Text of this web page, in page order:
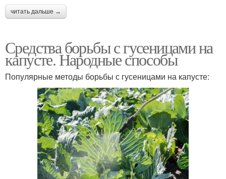
читать дальше →
Средства борьбы с гусеницами на
капусте. Народные способы
Популярные методы борьбы с гусеницами на капусте: